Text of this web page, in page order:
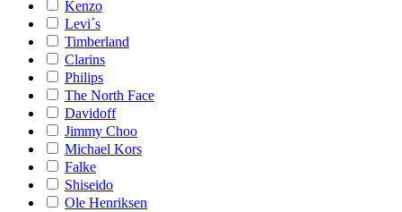
Kenzo
Levi´s
Timberland
Clarins
Philips
The North Face
Davidoff
Jimmy Choo
Michael Kors
Falke
Shiseido
Ole Henriksen